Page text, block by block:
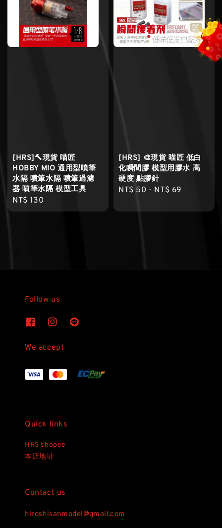
[HRS]🔨現貨 喵匠
HOBBY MIO 通用型噴筆
水隔 噴筆水隔 噴筆過濾
器 噴筆水隔 模型工具
Regular
price
NT$ 130
[HRS] 🎨現貨 喵匠 低白
化瞬間膠 模型用膠水 高
硬度 點膠針
Regular
NT$ 50 - NT$ 69
Follow us
We accept
Quick links
HRS shopee
本店地址
Contact us
hiroshisanmodel@gmail.com